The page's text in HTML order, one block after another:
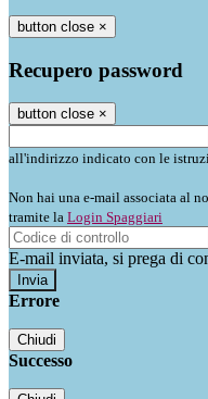
button close ×
Recupero password
button close ×
all'indirizzo indicato con le
Non hai una e-mail associata al
tramite la Login Spaggiari
E-mail inviata, si prega di
Errore
Chiudi
Successo